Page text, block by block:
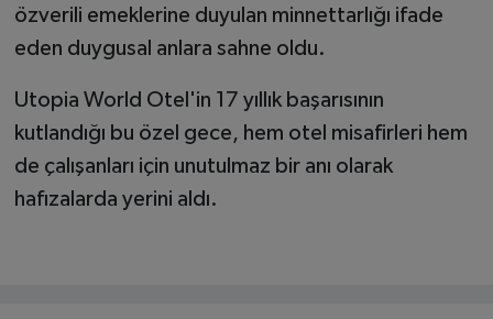
özverili emeklerine duyulan minnettarlığı ifade
eden duygusal anlara sahne oldu.
Utopia World Otel'in 17 yıllık başarısının
kutlandığı bu özel gece, hem otel misafirleri hem
de çalışanları için unutulmaz bir anı olarak
hafızalarda yerini aldı.